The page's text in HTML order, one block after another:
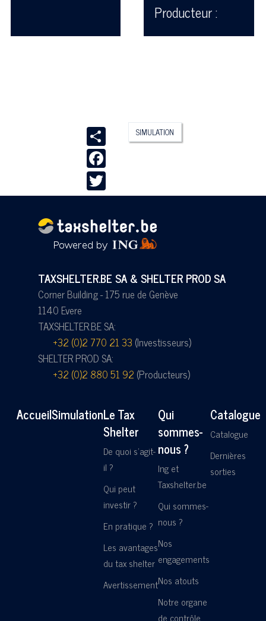
Producteur :
Share
Facebook
Twitter
SIMULATION
TAXSHELTER.BE SA & SHELTER PROD SA
Corner Building - 175 rue de Genève
1140 Evere
TAXSHELTER.BE SA:
+32 (0)2 770 21 33 (Investisseurs)
SHELTER PROD SA:
+32 (0)2 880 51 92 (Producteurs)
AccueilSimulationLe Tax
Shelter
De quoi s'agit-
il ?
Qui peut
investir ?
En pratique ?
Les avantages
du tax shelter
Avertissement
Qui
sommes-
nous ?
Ing et
Taxshelter.be
Qui sommes-
nous ?
Nos
engagements
Nos atouts
Notre organe
de contrôle
Catalogue
Catalogue
Dernières
sorties